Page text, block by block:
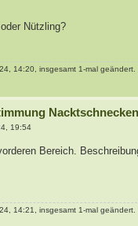
Nützling?
14:20, insgesamt 1-mal geändert.
19:54
Bereich.
14:21, insgesamt 1-mal geändert.